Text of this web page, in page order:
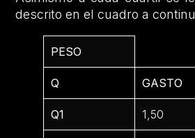
descrito en el cuadro a
PESO
Q GASTO
Q1 1,50